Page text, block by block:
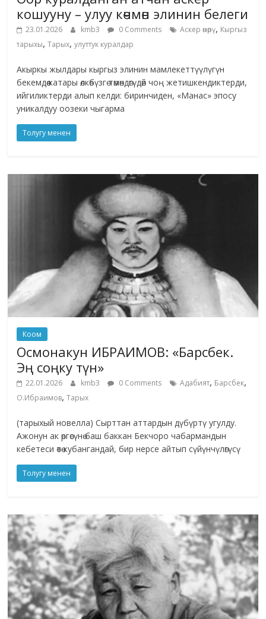
кошууну – улуу көчмөн элинин белеги
23.01.2026 kmb3 0 Comments Аскер өнөрү, Кыргыз
тарыхы,Тарых,улуттук куралдар
Акыркы жылдары кыргыз элинин мамлекеттүүлүгүн
бекемдөө катары өлкөбүзгө төмөндөгүдөй чоң жетишкендиктерди,
ийгиликтерди алып келди: биринчиден, «Манас» эпосу
уникалдуу оозеки чыгарма
Толугу менен
Коом
Осмонакун ИБРАИМОВ: «Барсбек.
Эң соңку түн»
22.01.2026 kmb3 0 Comments Адабият, Барсбек,
О.Ибраимов,Тарых
(тарыхый новелла) Сырттан аттардын дүбүртү угулду.
Ажонун ак өргөсүнө баш баккан Бекчоро чабармандын
кебетеси өтө кубангандай, бир нерсе айтып сүйүнчүлөгүсү
Толугу менен